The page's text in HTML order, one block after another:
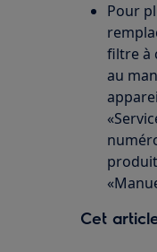
Pour
filtre à
au
Cet